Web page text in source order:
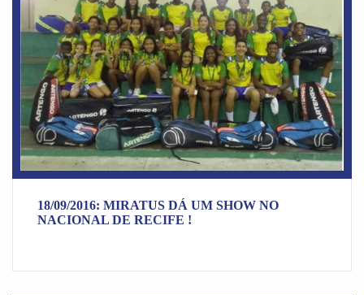
18/09/2016: MIRATUS DÁ UM SHOW NO
NACIONAL DE RECIFE !